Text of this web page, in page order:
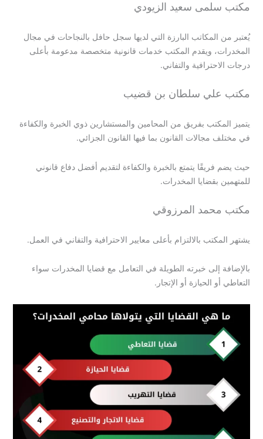
مكتب سلمى سعيد الزيودي
يُعتبر من المكاتب البارزة التي لديها سجل حافل بالنجاحات في مجال
المخدرات، ويقدم المكتب خدمات قانونية متخصصة مدعومة بأعلى
درجات الاحترافية والتفاني.
مكتب علي سلطان بن قضيب
يتميز المكتب بفريق من المحامين والمستشارين ذوي الخبرة والكفاءة
في مختلف مجالات القانون بما فيها القانون الجزائي.
حيث يضم فريقًا يتمتع بالخبرة والكفاءة لتقديم أفضل دفاع قانوني
للمتهمين بقضايا المخدرات.
مكتب محمد المرزوقي
يشتهر المكتب بالالتزام بأعلى معايير الاحترافية والتفاني في العمل.
بالإضافة إلى خبرته الطويلة في التعامل مع قضايا المخدرات سواء
التعاطي أو الحيازة أو الإتجار.